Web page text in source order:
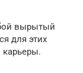
вырытый
для этих
карьеры.